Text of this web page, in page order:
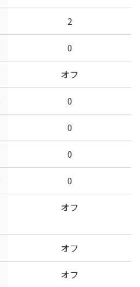
2
0
オフ
0
0
0
0
オフ
オフ
オフ